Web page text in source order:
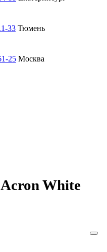
33 Тюмень
25 Москва
White